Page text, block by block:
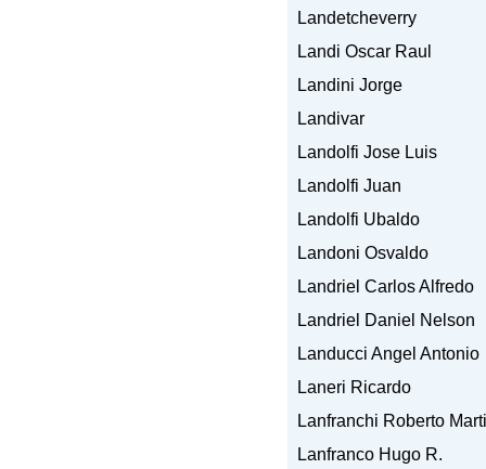
Landetcheverry
Landi Oscar Raul
Landini Jorge
Landivar
Landolfi Jose Luis
Landolfi Juan
Landolfi Ubaldo
Landoni Osvaldo
Landriel Carlos Alfredo
Landriel Daniel Nelson
Landucci Angel Antonio
Laneri Ricardo
Lanfranchi Roberto
Lanfranco Hugo R.